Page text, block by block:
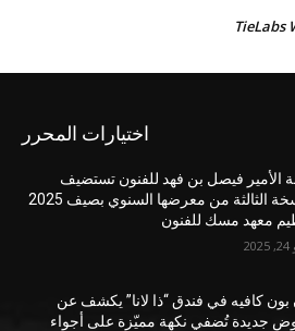
TieLabs
اختيارات المحرر
الأمير فيصل بن فهد للفنون تستضيف
النسخة الثالثة من معرضها السنوي بصيف 2025
معهد مسك للفنون
بون كافيه في فندق “ذا لانا” يكشف عن
جديدة تُضفي نكهة مميّزة على أجواء